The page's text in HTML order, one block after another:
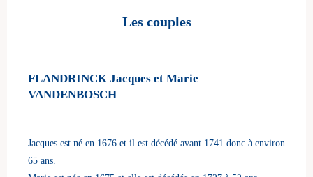
Les couples
FLANDRINCK Jacques et Marie
VANDENBOSCH
Jacques est né en 1676 et il est décédé avant 1741 donc à environ
65 ans.